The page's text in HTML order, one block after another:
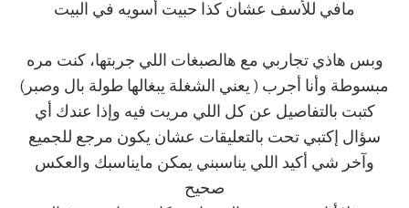
مافي للأسف عشان كذا حبيت أسويه في البيت
وبس هاذي تجاربي مع هالصبغات اللي جربتها، كنت مره
مبسوطة وأنا أجرب ( يعني الشغلة يبغالها طولة بال وصبر)
كتبت بالتفاصيل عن كل اللي مريت فيه وإذا عندك أي
سؤال إكتبي تحت بالتعليقات عشان يكون مرجع للجميع
وآخر شي أكيد اللي يناسبني يمكن مايناسبك والعكس
صحيح